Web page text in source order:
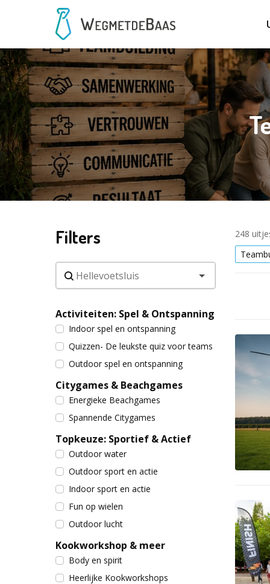
Filters
Activiteiten: Spel & Ontspanning
Indoor spel en ontspanning
Quizzen- De leukste quiz voor teams
Outdoor spel en ontspanning
Citygames & Beachgames
Energieke Beachgames
Spannende Citygames
Topkeuze: Sportief & Actief
Outdoor water
Outdoor sport en actie
Indoor sport en actie
Fun op wielen
Outdoor lucht
Kookworkshop & meer
Body en spirit
Heerlijke Kookworkshops
248